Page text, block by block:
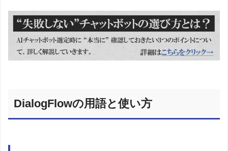
DialogFlowの用語と使い方